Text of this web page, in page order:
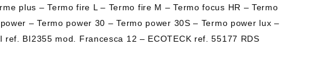
plus – Termo fire L – Termo fire M – Termo focus HR – Termo
– Termo power 30 – Termo power 30S – Termo power lux –
BI2355 mod. Francesca 12 – ECOTECK ref. 55177 RDS